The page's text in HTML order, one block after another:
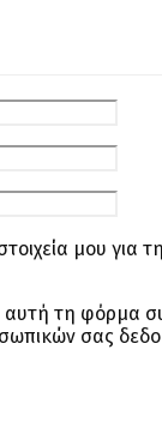
μου για
αυτή τη φόρμα
σας